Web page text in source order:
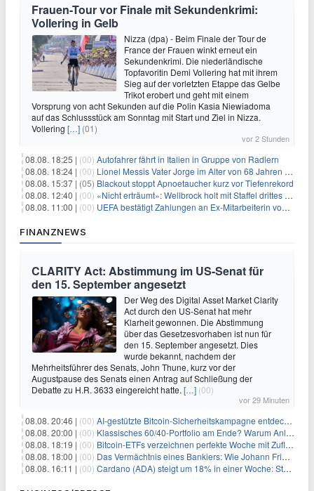
Frauen-Tour vor Finale mit Sekundenkrimi:
Vollering in Gelb
Nizza (dpa) - Beim Finale der Tour de
France der Frauen winkt erneut ein
Sekundenkrimi. Die niederländische
Topfavoritin Demi Vollering hat mit ihrem
Sieg auf der vorletzten Etappe das Gelbe
Trikot erobert und geht mit einem
Vorsprung von acht Sekunden auf die Polin Kasia Niewiadoma
auf das Schlussstück am Sonntag mit Start und Ziel in Nizza.
Vollering […] (01)
vor 2 Stunden
08.08. 18:25 | (00) Autofahrer fährt in Italien in Gruppe von Radlern
08.08. 18:24 | (00) Lionel Messis Vater Jorge im Alter von 68 Jahren gestorben
08.08. 15:37 | (05) Blackout stoppt Apnoetaucher kurz vor Tiefenrekord
08.08. 12:40 | (00) «Nicht erträumt»: Wellbrock holt mit Staffel drittes EM-Gold
08.08. 11:00 | (00) UEFA bestätigt Zahlungen an Ex-Mitarbeiterin von Infantino
FINANZNEWS
CLARITY Act: Abstimmung im US-Senat für
den 15. September angesetzt
Der Weg des Digital Asset Market Clarity
Act durch den US-Senat hat mehr
Klarheit gewonnen. Die Abstimmung
über das Gesetzesvorhaben ist nun für
den 15. September angesetzt. Dies
wurde bekannt, nachdem der
Mehrheitsführer des Senats, John Thune, kurz vor der
Augustpause des Senats einen Antrag auf Schließung der
Debatte zu H.R. 3633 eingereicht hatte. […] (00)
vor 29 Minuten
08.08. 20:46 | (00) AI-gestützte Bitcoin-Sicherheitskampagne entdeckt fast 5.000 Softwareprobleme in 390 Projekten
08.08. 20:00 | (00) Klassisches 60/40-Portfolio am Ende? Warum Anleger jetzt radikal umdenken müssen
08.08. 18:19 | (00) Bitcoin-ETFs verzeichnen perfekte Woche mit Zuflüssen auf 3-Monats-Hoch
08.08. 18:00 | (00) Das Vermächtnis eines Bankiers: Wie Johann Friedrich Städel sein Imperium unsterblich machte
08.08. 16:11 | (00) Cardano (ADA) steigt um 18% in einer Woche: Steht ein Kurs von $0,30 bevor?